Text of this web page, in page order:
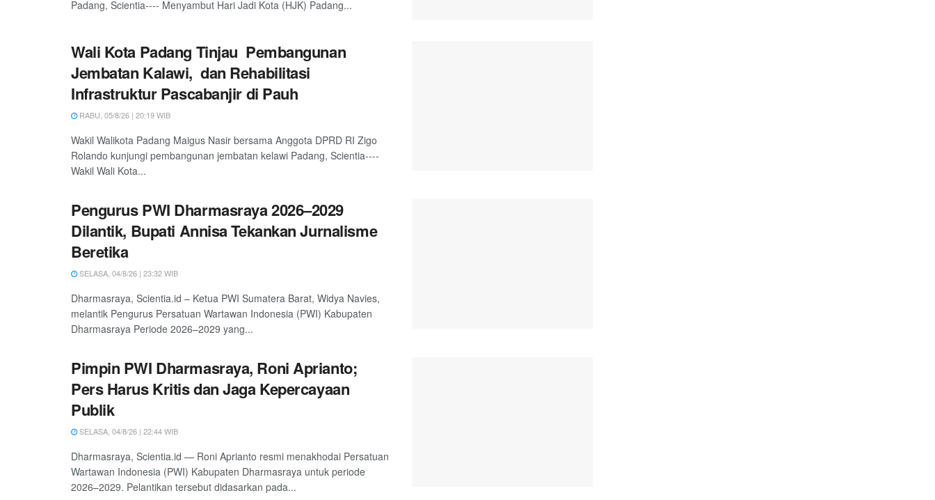
Padang, Scientia---- Menyambut Hari Jadi Kota (HJK) Padang...
Wali Kota Padang Tinjau Pembangunan
Jembatan Kalawi, dan Rehabilitasi
Infrastruktur Pascabanjir di Pauh
RABU, 05/8/26 | 20:19 WIB
Wakil Walikota Padang Maigus Nasir bersama Anggota DPRD RI Zigo
Rolando kunjungi pembangunan jembatan kelawi Padang, Scientia----
Wakil Wali Kota...
Pengurus PWI Dharmasraya 2026–2029
Dilantik, Bupati Annisa Tekankan Jurnalisme
Beretika
SELASA, 04/8/26 | 23:32 WIB
Dharmasraya, Scientia.id – Ketua PWI Sumatera Barat, Widya Navies,
melantik Pengurus Persatuan Wartawan Indonesia (PWI) Kabupaten
Dharmasraya Periode 2026–2029 yang...
Pimpin PWI Dharmasraya, Roni Aprianto;
Pers Harus Kritis dan Jaga Kepercayaan
Publik
SELASA, 04/8/26 | 22:44 WIB
Dharmasraya, Scientia.id — Roni Aprianto resmi menakhodai Persatuan
Wartawan Indonesia (PWI) Kabupaten Dharmasraya untuk periode
2026–2029. Pelantikan tersebut didasarkan pada...